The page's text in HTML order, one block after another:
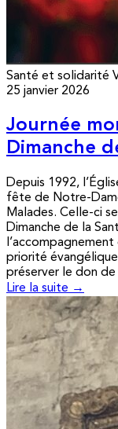
Santé et solidarité
25 janvier 2026
Journée
Dimanche
Depuis 1992,
fête de Notre-
Malades. Celle-ci
Dimanche de la
priorité
préserver le don de
Lire la suite →